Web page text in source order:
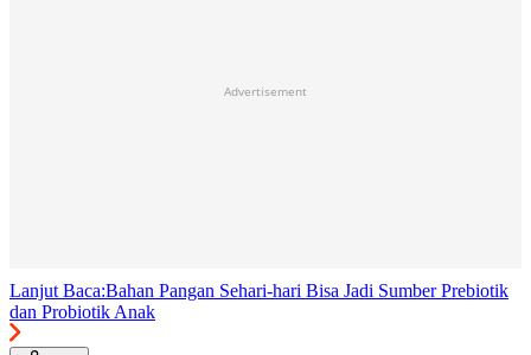
Advertisement
Lanjut Baca:Bahan Pangan Sehari-hari Bisa Jadi Sumber Prebiotik
dan Probiotik Anak